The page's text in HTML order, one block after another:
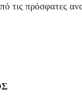
τις πρόσφατες